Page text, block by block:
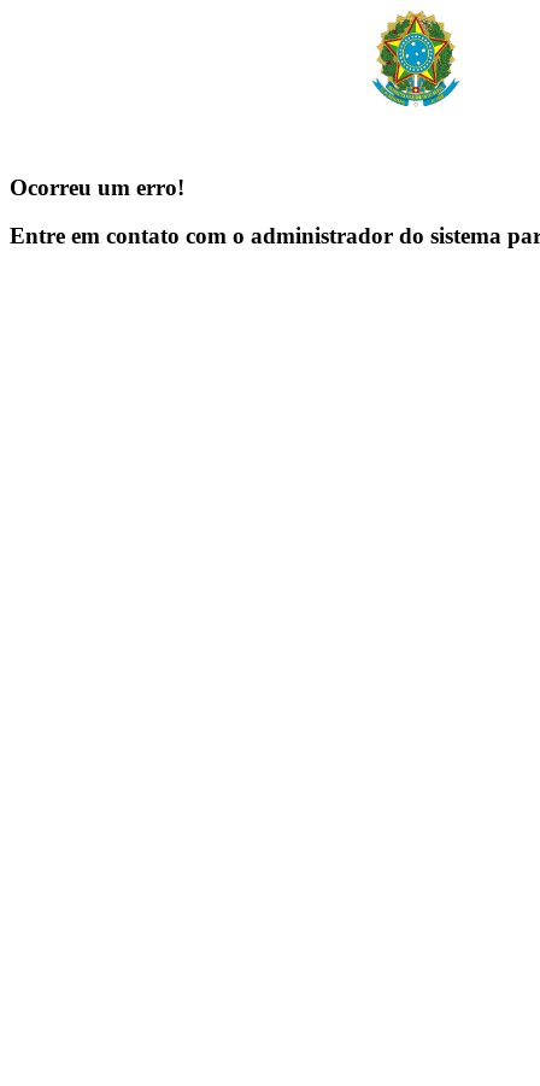
Ocorreu um erro!
Entre em contato com o administrador do sistema